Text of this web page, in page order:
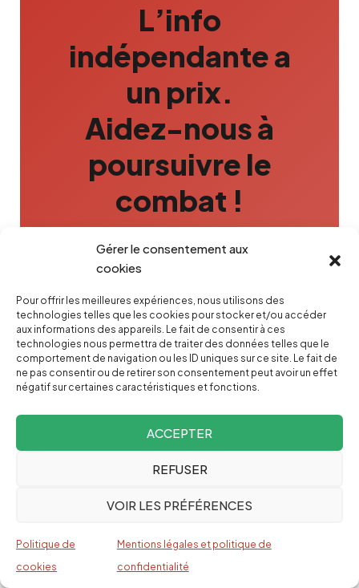
Gérer le consentement aux
cookies
Pour offrir les meilleures expériences, nous utilisons des
technologies telles que les cookies pour stocker et/ou accéder
aux informations des appareils. Le fait de consentir à ces
technologies nous permettra de traiter des données telles que le
comportement de navigation ou les ID uniques sur ce site. Le fait de
ne pas consentir ou de retirer son consentement peut avoir un effet
négatif sur certaines caractéristiques et fonctions.
ACCEPTER
REFUSER
VOIR LES PRÉFÉRENCES
Politique de
cookies
Mentions légales et politique de
confidentialité
L’info
indépendante a
un prix.
Aidez-nous à
poursuivre le
combat !
Pourquoi faire un don ?